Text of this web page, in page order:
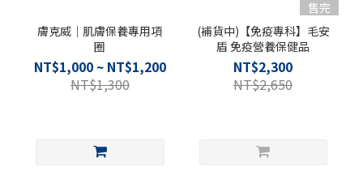
膚克威｜肌膚保養專用項
圈
NT$1,000 ~ NT$1,200
NT$1,300
售完
(補貨中)【免疫專科】毛安
盾 免疫營養保健品
NT$2,300
NT$2,650